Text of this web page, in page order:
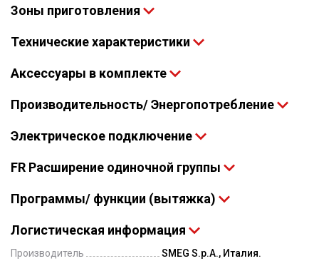
Зоны приготовления
Технические характеристики
Аксессуары в комплекте
Производительность/ Энергопотребление
Электрическое подключение
FR Расширение одиночной группы
Программы/ функции (вытяжка)
Логистическая информация
Производитель SMEG S.p.A., Италия.